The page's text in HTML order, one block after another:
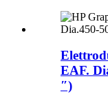
EAF.
″)